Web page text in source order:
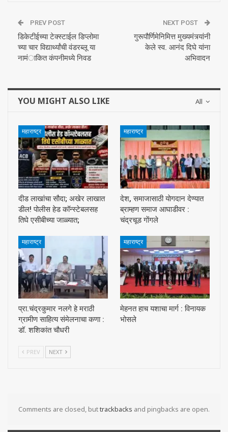
PREV POST
डिकेटीईच्या टेक्स्टाईल डिप्लोमा
च्या चार विद्यार्थ्यांची वंडरब्लू या
नामंाकित कंपनीमध्ये निवड
NEXT POST
गुरूपौर्णिमेनिमित्त मुख्यमंत्र्यांनी
केले स्व. आनंद दिघे यांना
अभिवादन
All
YOU MIGHT ALSO LIKE
महाराष्ट्र
दीड लाखांचा सौदा; अखेर लाखात
डील! पोलीस हेड कॉन्स्टेबलसह
तिघे एसीबीच्या जाळ्यात;
महाराष्ट्र
देश, समाजासाठी याेगदान देण्यात
ब्राम्हण समाज आघाडीवर :
चंद्रचूड गाेंगले
महाराष्ट्र
प्रा.चंद्रकुमार नलगे हे मराठी
ग्रामीण साहित्य संमेलनाचा कणा :
डॉ. शशिकांत चौधरी
महाराष्ट्र
मेहनत हाच यशाचा मार्ग : विनायक
भोसले
PREV NEXT
Comments are closed, buttrackbacks and pingbacks are open.